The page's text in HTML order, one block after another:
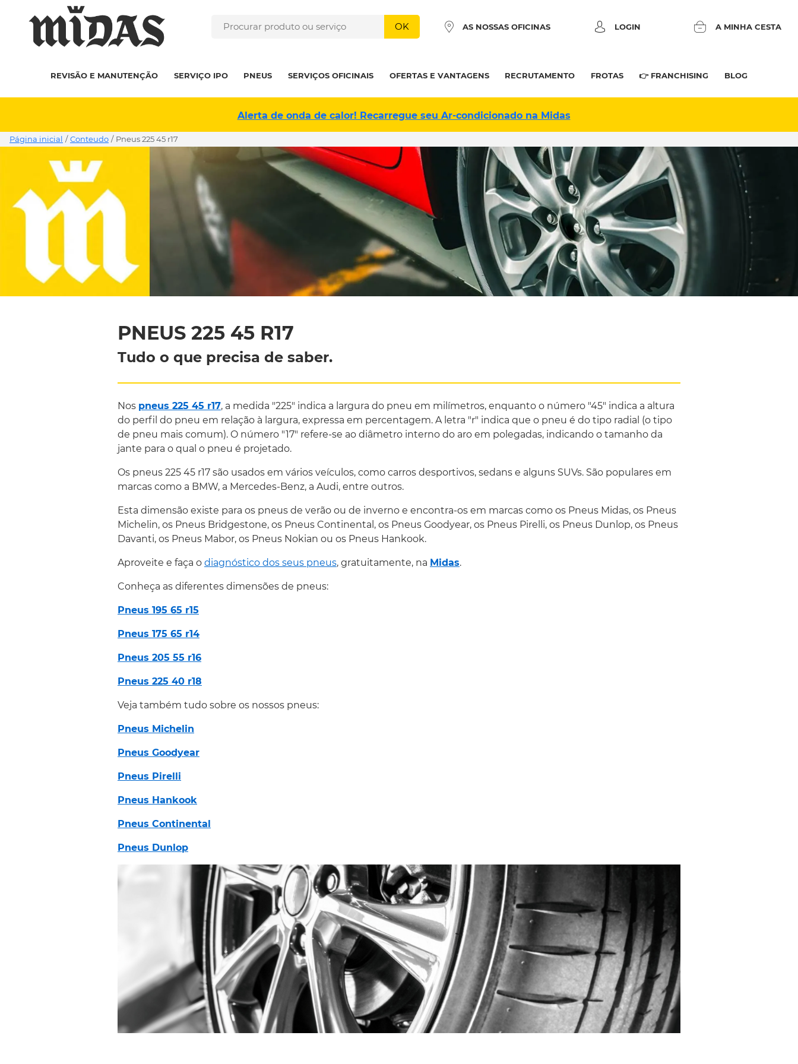
OK AS NOSSAS OFICINAS LOGIN A MINHA CESTA
REVISÃO E MANUTENÇÃO SERVIÇO IPO PNEUS SERVIÇOS OFICINAIS OFERTAS E VANTAGENS RECRUTAMENTO FROTAS 👉 FRANCHISING BLOG
Alerta de onda de calor! Recarregue seu Ar-condicionado na Midas
Página inicial / Conteudo / pneus 225 45 r17
PNEUS 225 45 R17
Tudo o que precisa de saber.
Nos pneus 225 45 r17, a medida "225" indica a largura do pneu em milímetros, enquanto o número "45" indica a altura
do perfil do pneu em relação à largura, expressa em percentagem. A letra "r" indica que o pneu é do tipo radial (o tipo
de pneu mais comum). O número "17" refere-se ao diâmetro interno do aro em polegadas, indicando o tamanho da
jante para o qual o pneu é projetado.
Os pneus 225 45 r17 são usados em vários veículos, como carros desportivos, sedans e alguns SUVs. São populares em
marcas como a BMW, a Mercedes-Benz, a Audi, entre outros.
Esta dimensão existe para os pneus de verão ou de inverno e encontra-os em marcas como os Pneus Midas, os Pneus
Michelin, os Pneus Bridgestone, os Pneus Continental, os Pneus Goodyear, os Pneus Pirelli, os Pneus Dunlop, os Pneus
Davanti, os Pneus Mabor, os Pneus Nokian ou os Pneus Hankook.
Aproveite e faça o diagnóstico dos seus pneus, gratuitamente, na Midas.
Conheça as diferentes dimensões de pneus:
Pneus 195 65 r15
Pneus 175 65 r14
Pneus 205 55 r16
Pneus 225 40 r18
Veja também tudo sobre os nossos pneus:
Pneus Michelin
Pneus Goodyear
Pneus Pirelli
Pneus Hankook
Pneus Continental
Pneus Dunlop